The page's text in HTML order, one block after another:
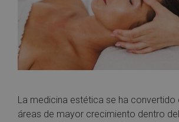
La medicina estética se ha convertido
áreas de mayor crecimiento dentro